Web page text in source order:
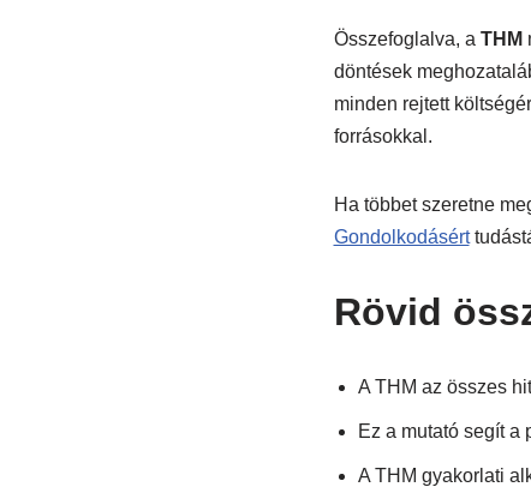
Összefoglalva, a THM
döntések
minden rejtett
forrásokkal.
Ha többet szeretne
Gondolkodásért
Rövid
A THM az összes
Ez a mutató segít a
A THM gyakorlati